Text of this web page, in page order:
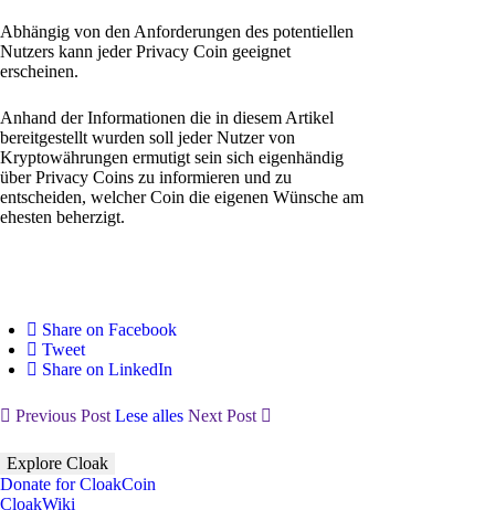
Abhängig von den Anforderungen des potentiellen
Nutzers kann jeder Privacy Coin geeignet
erscheinen.
Anhand der Informationen die in diesem Artikel
bereitgestellt wurden soll jeder Nutzer von
Kryptowährungen ermutigt sein sich eigenhändig
über Privacy Coins zu informieren und zu
entscheiden, welcher Coin die eigenen Wünsche am
ehesten beherzigt.
Share on Facebook
Tweet
Share on LinkedIn
Previous Post Lese alles Next Post
Explore Cloak
Donate for CloakCoin
CloakWiki